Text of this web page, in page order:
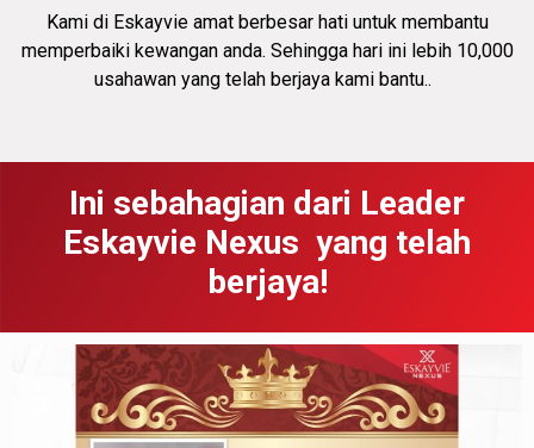
Kami di Eskayvie amat berbesar hati untuk membantu
memperbaiki kewangan anda. Sehingga hari ini lebih 10,000
usahawan yang telah berjaya kami bantu..
Ini sebahagian dari Leader
Eskayvie Nexus yang telah
berjaya!